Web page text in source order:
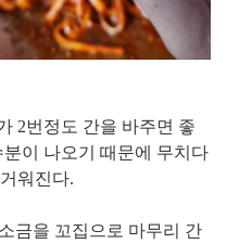
2번정도 간을 바주면 좋
이 나오기 때문에 무치다
워진다.
금을 꼬집으로 마무리 간